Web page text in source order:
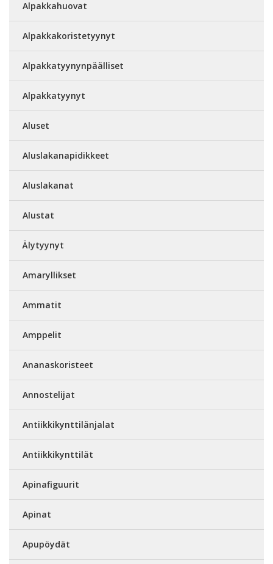
Alpakkahuovat
Alpakkakoristetyynyt
Alpakkatyynynpäälliset
Alpakkatyynyt
Aluset
Aluslakanapidikkeet
Aluslakanat
Alustat
Älytyynyt
Amaryllikset
Ammatit
Amppelit
Ananaskoristeet
Annostelijat
Antiikkikynttilänjalat
Antiikkikynttilät
Apinafiguurit
Apinat
Apupöydät